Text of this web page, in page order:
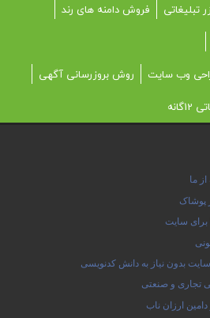
تبلیغاتی
فروش دامنه های رند
وب سایت
روش بروزرسانی آگهی
ما
پوشاک
برای سایت
بدون نیاز به دانش کدنویسی
تجاری و صنعتی
ارزان ناب